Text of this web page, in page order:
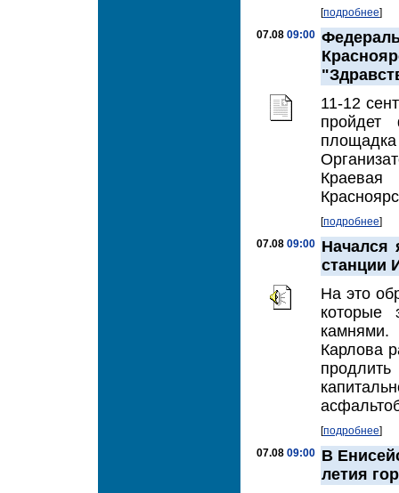
[подробнее]
07.08 09:00
11-12
пройдет
[подробнее]
07.08 09:00 Начался
станции
На это
которые
Карлова
[подробнее]
07.08 09:00 В
летия